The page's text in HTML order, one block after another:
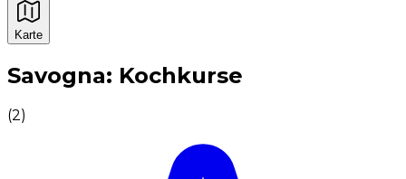
Karte
Unvergessliche kulinarische Erlebnisse:
Savogna: Kochkurse
(2)